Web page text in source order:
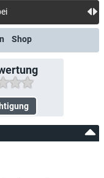
Streaming- oder
Shop